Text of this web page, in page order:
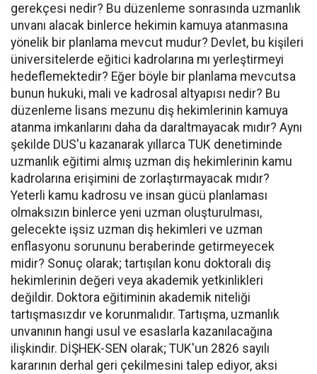
gerekçesi nedir? Bu düzenleme sonrasında uzmanlık
unvanı alacak binlerce hekimin kamuya atanmasına
yönelik bir planlama mevcut mudur? Devlet, bu kişileri
üniversitelerde eğitici kadrolarına mı yerleştirmeyi
hedeflemektedir? Eğer böyle bir planlama mevcutsa
bunun hukuki, mali ve kadrosal altyapısı nedir? Bu
düzenleme lisans mezunu diş hekimlerinin kamuya
atanma imkanlarını daha da daraltmayacak mıdır? Aynı
şekilde DUS'u kazanarak yıllarca TUK denetiminde
uzmanlık eğitimi almış uzman diş hekimlerinin kamu
kadrolarına erişimini de zorlaştırmayacak mıdır?
Yeterli kamu kadrosu ve insan gücü planlaması
olmaksızın binlerce yeni uzman oluşturulması,
gelecekte işsiz uzman diş hekimleri ve uzman
enflasyonu sorununu beraberinde getirmeyecek
midir? Sonuç olarak; tartışılan konu doktoralı diş
hekimlerinin değeri veya akademik yetkinlikleri
değildir. Doktora eğitiminin akademik niteliği
tartışmasızdır ve korunmalıdır. Tartışma, uzmanlık
unvanının hangi usul ve esaslarla kazanılacağına
ilişkindir. DİŞHEK-SEN olarak; TUK'un 2826 sayılı
kararının derhal geri çekilmesini talep ediyor, aksi